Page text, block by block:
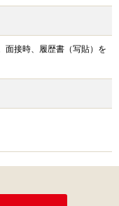
面接時、履歴書（写貼）を